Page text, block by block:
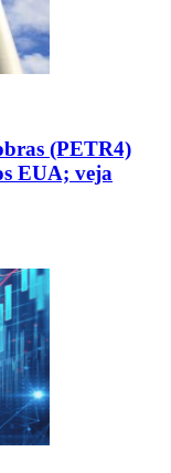
(PETR4)
EUA; veja